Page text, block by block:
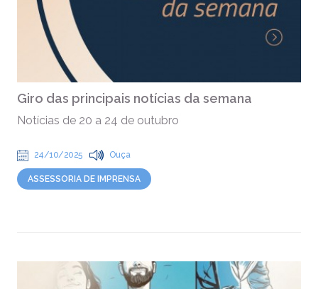
Giro das principais notícias da semana
Notícias de 20 a 24 de outubro
24/10/2025 Ouça
ASSESSORIA DE IMPRENSA